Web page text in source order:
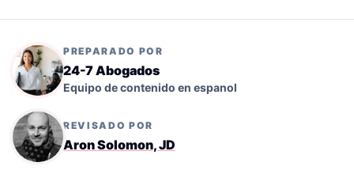
PREPARADO POR
24-7 Abogados
Equipo de contenido en espanol
REVISADO POR
Aron Solomon, JD